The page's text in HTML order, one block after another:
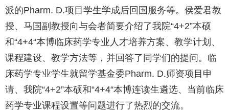
派的Pharm. D.项目学生学成后回国服务等。侯爱君教
授、马国副教授向与会者简要介绍了我院“4+2”本硕
和“4+4“本博临床药学专业人才培养方案、教学计划、
课程建设、教学方法等，并回答了同学们的提问。临
床药学专业学生就留学基金委Pharm. D.师资项目申
请、我院“4+2”本硕和“4+4“本博连读生遴选、当前临床
药学专业课程设置等问题进行了热烈的交流。